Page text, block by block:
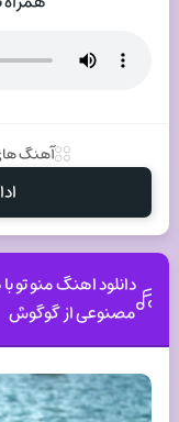
آهنگ
دانلود اهنگ منو
مصنوعی از گوگوش